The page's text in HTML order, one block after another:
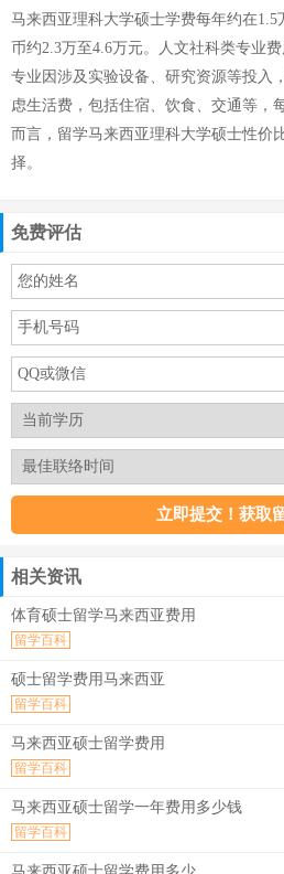
马来西亚理科大学硕士学费每年约在1.5
币约2.3万至4.6万元。人文社科类专业
专业因涉及实验设备、研究资源等投入
虑生活费，包括住宿、饮食、交通等，
而言，留学马来西亚理科大学硕士性价
择。
免费评估
相关资讯
体育硕士留学马来西亚费用
留学百科
硕士留学费用马来西亚
留学百科
马来西亚硕士留学费用
留学百科
马来西亚硕士留学一年费用多少钱
留学百科